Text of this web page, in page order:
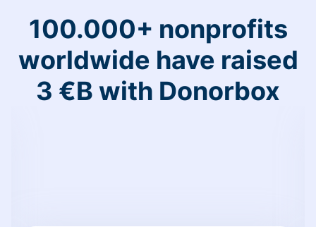
100.000+ nonprofits
worldwide have raised
3 €B with Donorbox